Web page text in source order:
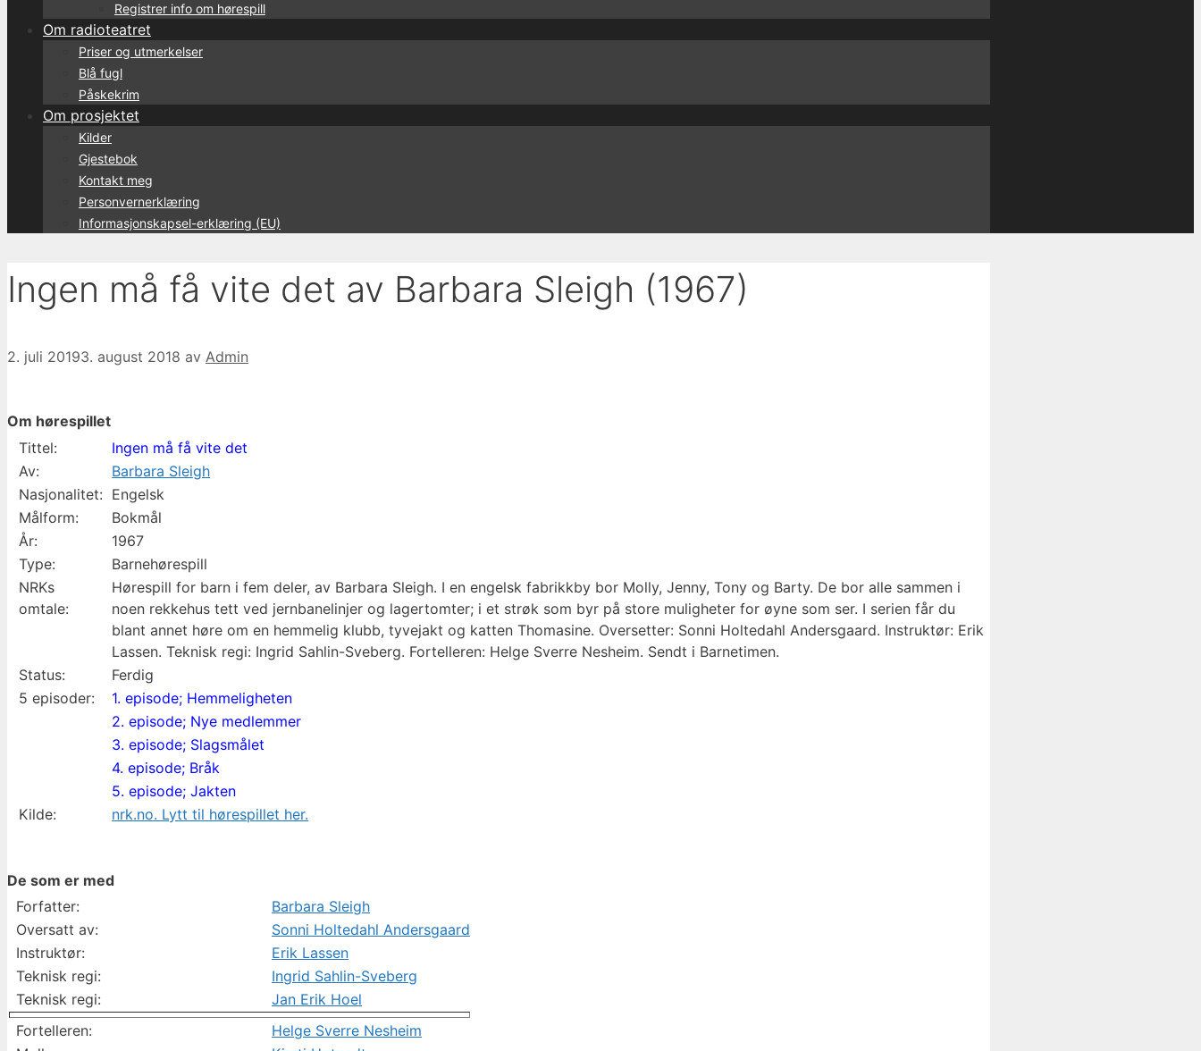
Registrer info om hørespill
Om radioteatret
Priser og utmerkelser
Blå fugl
Påskekrim
Om prosjektet
Kilder
Gjestebok
Kontakt meg
Personvernerklæring
Informasjonskapsel-erklæring (EU)
Ingen må få vite det av Barbara Sleigh (1967)
2. juli 20193. august 2018 av Admin
Om hørespillet
Tittel:
Ingen må få vite det
Av:
Barbara Sleigh
Nasjonalitet: Engelsk
Målform:
Bokmål
År:
1967
Type:
Barnehørespill
NRKs
omtale:
Hørespill for barn i fem deler, av Barbara Sleigh. I en engelsk fabrikkby bor Molly, Jenny, Tony og Barty. De bor alle sammen i
noen rekkehus tett ved jernbanelinjer og lagertomter; i et strøk som byr på store muligheter for øyne som ser. I serien får du
blant annet høre om en hemmelig klubb, tyvejakt og katten Thomasine. Oversetter: Sonni Holtedahl Andersgaard. Instruktør: Erik
Lassen. Teknisk regi: Ingrid Sahlin-Sveberg. Fortelleren: Helge Sverre Nesheim. Sendt i Barnetimen.
Status:
Ferdig
5 episoder:
1. episode; Hemmeligheten
2. episode; Nye medlemmer
3. episode; Slagsmålet
4. episode; Bråk
5. episode; Jakten
Kilde:
nrk.no. Lytt til hørespillet her.
De som er med
Forfatter:
Barbara Sleigh
Oversatt av:
Sonni Holtedahl Andersgaard
Instruktør:
Erik Lassen
Teknisk regi:
Ingrid Sahlin-Sveberg
Teknisk regi:
Jan Erik Hoel
Fortelleren:
Helge Sverre Nesheim